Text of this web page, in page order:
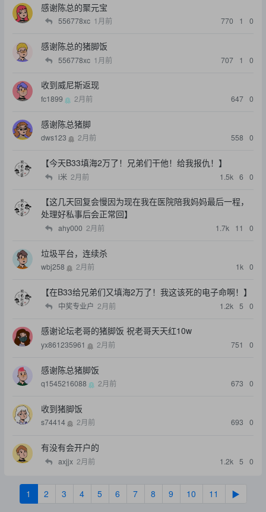
感谢陈总的聚元宝
556778xc 1月前 770 1 0
感谢陈总的猪脚饭
556778xc 1月前 707 1 0
收到威尼斯返现
fc1899 2月前 647 0
感谢陈总猪脚
dws123 2月前 558 0
【今天B33填海2万了！兄弟们干他！给我报仇！】
i米 2月前 1.5k 6 0
【这几天回复会慢因为现在我在医院陪我妈妈最后一程，
处理好私事后会正常回】
ahy000 2月前 1.7k 11 0
垃圾平台，连续杀
wbj258 2月前 1k 0
【在B33给兄弟们又填海2万了！我这该死的电子命啊！】
中奖专业户 2月前 1.2k 5 0
感谢论坛老哥的猪脚饭 祝老哥天天红10w
yx861235961 2月前 751 0
感谢陈总猪脚饭
q1545216088 2月前 673 0
收到猪脚饭
s74414 2月前 693 0
有没有会开户的
axjjx 2月前 1.2k 5 0
1 2 3 4 5 6 7 8 9 10 11 ▶